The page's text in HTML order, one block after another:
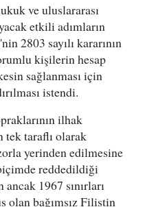
ve uluslararası
etkili adımların
2803 sayılı kararının
kişilerin hesap
sağlanması için
istendi.
ilhak
taraflı olarak
yerinden edilmesine
reddedildiği
1967 sınırları
olan bağımsız Filistin